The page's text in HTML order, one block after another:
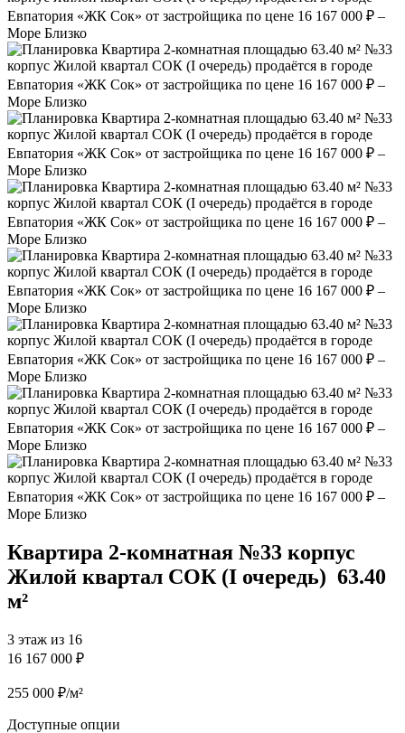
Квартира 2‑комнатная №33 корпус
Жилой квартал СОК (I очередь) 63.40
м²
3 этаж из 16
16 167 000 ₽
255 000 ₽/м²
Доступные опции